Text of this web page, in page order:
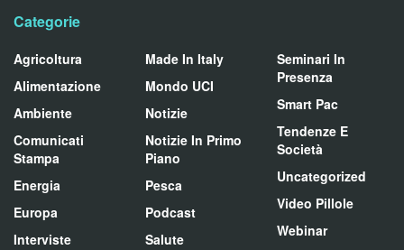
Categorie
Agricoltura
Alimentazione
Ambiente
Comunicati
Stampa
Energia
Europa
Interviste
Made In Italy
Mondo UCI
Notizie
Notizie In Primo
Piano
Pesca
Podcast
Salute
Seminari In
Presenza
Smart Pac
Tendenze E
Società
Uncategorized
Video Pillole
Webinar